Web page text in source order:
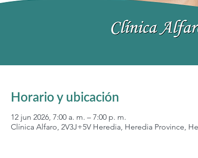
Horario y ubicación
12 jun 2026, 7:00 a. m. – 7:00 p. m.
Clínica Alfaro, 2V3J+5V Heredia, Heredia Province,